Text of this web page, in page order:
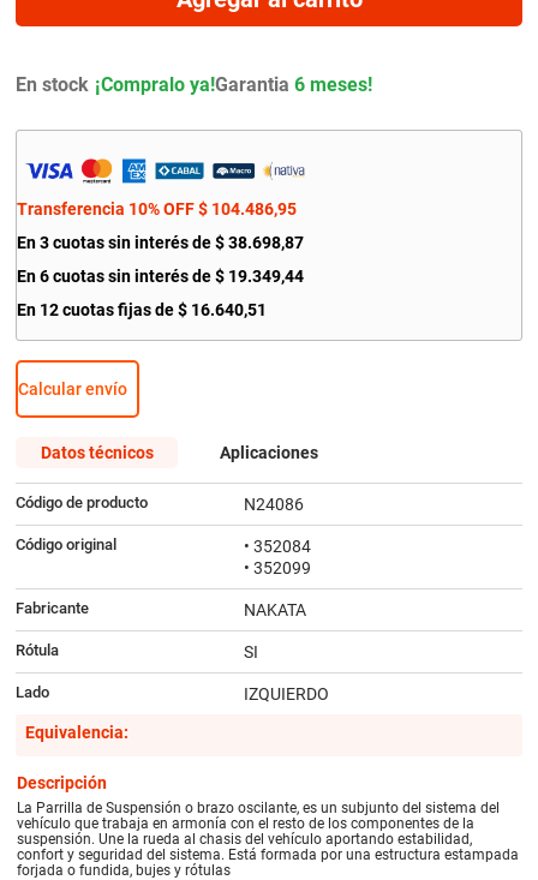
En stock Garantia 6 meses!
Transferencia 10% OFF $ 104.486,95
En 3 cuotas sin interés de $ 38.698,87
En 6 cuotas sin interés de$ 19.349,44
En 12 cuotas fijas de $ 16.640,51
Calcular envío
Datos técnicos Aplicaciones
Código de producto N24086
Código original
• 352084
• 352099
Fabricante NAKATA
Rótula SI
Lado
IZQUIERDO
Equivalencia:
Descripción
La Parrilla de Suspensión o brazo oscilante, es un subjunto del sistema del
vehículo que trabaja en armonía con el resto de los componentes de la
suspensión. Une la rueda al chasis del vehículo aportando estabilidad,
confort y seguridad del sistema. Está formada por una estructura estampada
forjada o fundida, bujes y rótulas